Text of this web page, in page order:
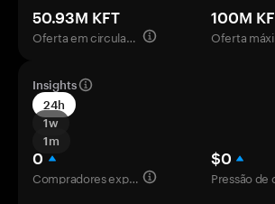
50.93M KFT
Oferta em circulação
100M
Oferta
Insights
24h
1w
1m
0
Compradores experientes
$0
Pressão de